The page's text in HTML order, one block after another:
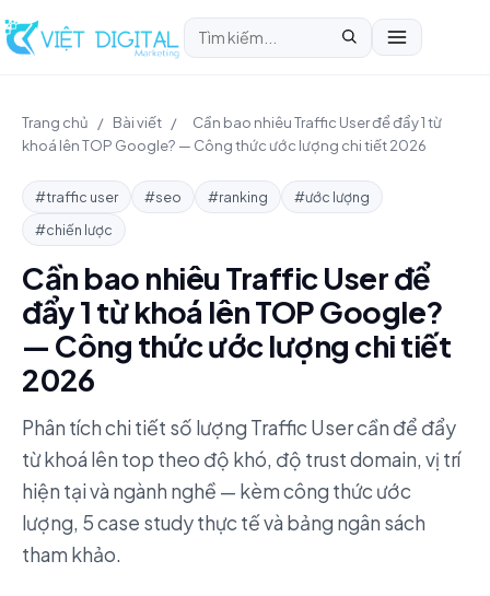
Trang chủ / Bài viết /
Cần bao nhiêu Traffic User để đẩy 1 từ
khoá lên TOP Google? — Công thức ước lượng chi tiết 2026
#traffic user #seo #ranking
#ước lượng
#chiến lược
Cần bao nhiêu Traffic User để
đẩy 1 từ khoá lên TOP Google?
— Công thức ước lượng chi tiết
2026
Phân tích chi tiết số lượng Traffic User cần để đẩy
từ khoá lên top theo độ khó, độ trust domain, vị trí
hiện tại và ngành nghề — kèm công thức ước
lượng, 5 case study thực tế và bảng ngân sách
tham khảo.